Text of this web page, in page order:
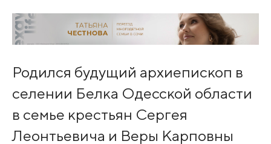
Родился будущий архиепископ в
селении Белка Одесской области
в семье крестьян Сергея
Леонтьевича и Веры Карповны